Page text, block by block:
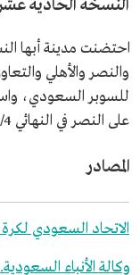
النسخة الحادية
والنصر والأهلي
للسوبر السعودي،
على النصر في النهائي 1/4.
المصادر
الاتحاد السعودي
وكالة الأنباء السعودية.